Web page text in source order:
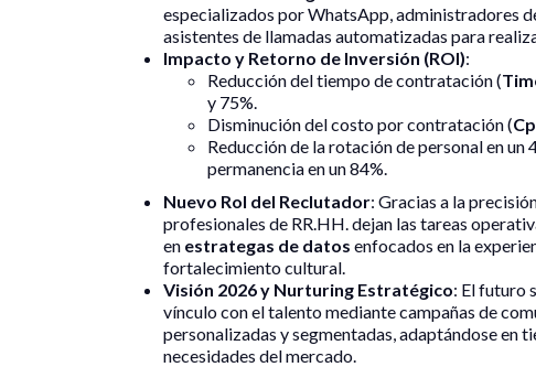
especializados por WhatsApp, administradores
asistentes de llamadas automatizadas para
Impacto y Retorno de Inversión (ROI):
Reducción del tiempo de contratación (
y 75%.
Disminución del costo por contratación (
Reducción de la rotación de personal en un
permanencia en un 84%.
Nuevo Rol del Reclutador: Gracias a la
profesionales de RR.HH. dejan las tareas
en estrategas de datos enfocados en la
fortalecimiento cultural.
Visión 2026 y Nurturing Estratégico: El futuro
vínculo con el talento mediante campañas de
personalizadas y segmentadas, adaptándose en
necesidades del mercado.